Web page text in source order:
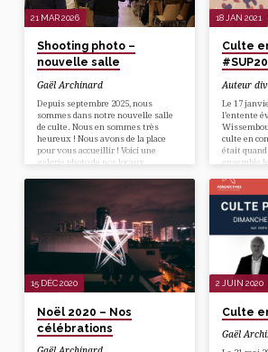
21 MAR 2026
Shooting photo –
nouvelle salle
Gaël Archinard
Depuis septembre 2025, nous
sommes dans notre nouvelle salle
de culte. Nous en sommes très
heureux ! Nous avons de la place
pour vous accueillir ! Voici une
galerie photo de nos locaux…
18 JAN 2021
Culte
Auteur
Le 17
l’entente
culte en
était
ensemble
prières…
15 DÉC 2020
Noël 2020 – Nos
célébrations
2 JUIN 2020
Culte
Gaël